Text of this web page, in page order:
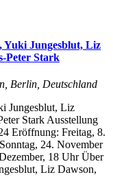
Jungesblut, Liz
Peter Stark
Berlin, Deutschland
Jungesblut, Liz
Stark Ausstellung
Eröffnung: Freitag, 8.
24. November
18 Uhr Über
Liz Dawson,